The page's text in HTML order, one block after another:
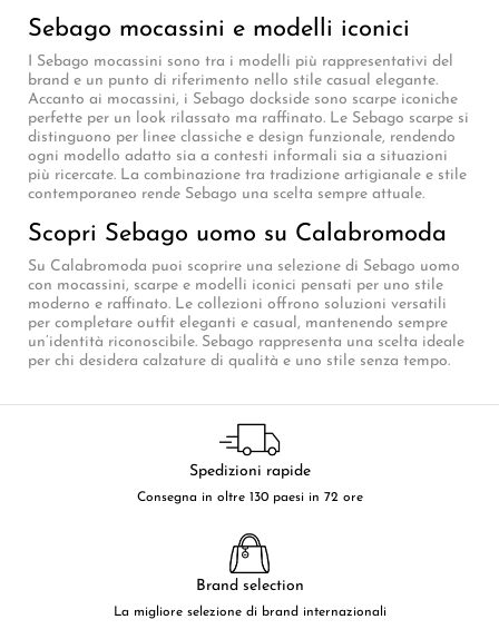
Sebago mocassini e modelli iconici
I Sebago mocassini sono tra i modelli più rappresentativi del
brand e un punto di riferimento nello stile casual elegante.
Accanto ai mocassini, i Sebago dockside sono scarpe iconiche
perfette per un look rilassato ma raffinato. Le Sebago scarpe si
distinguono per linee classiche e design funzionale, rendendo
ogni modello adatto sia a contesti informali sia a situazioni
più ricercate. La combinazione tra tradizione artigianale e stile
contemporaneo rende Sebago una scelta sempre attuale.
Scopri Sebago uomo su Calabromoda
Su Calabromoda puoi scoprire una selezione di Sebago uomo
con mocassini, scarpe e modelli iconici pensati per uno stile
moderno e raffinato. Le collezioni offrono soluzioni versatili
per completare outfit eleganti e casual, mantenendo sempre
un’identità riconoscibile. Sebago rappresenta una scelta ideale
per chi desidera calzature di qualità e uno stile senza tempo.
Spedizioni rapide
Consegna in oltre 130 paesi in 72 ore
Brand selection
La migliore selezione di brand internazionali